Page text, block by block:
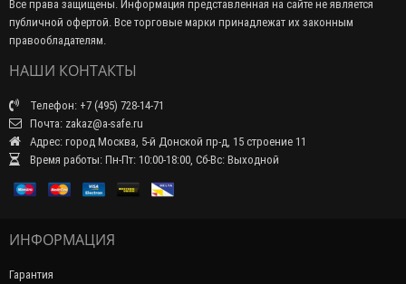
Все права защищены. Информация представленная на сайте не является
публичной офертой. Все торговые марки принадлежат их законным
правообладателям.
НАШИ КОНТАКТЫ
Телефон: +7 (495) 728-14-71
Почта: zakaz@a-safe.ru
Адрес: город Москва, 5-й Донской пр-д, 15 строение 11
Время работы: Пн-Пт: 10:00-18:00, Сб-Вс: Выходной
ИНФОРМАЦИЯ
Гарантия